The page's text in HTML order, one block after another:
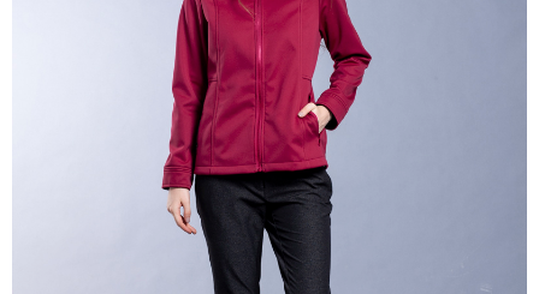
易，需依本服務之必要範圍內提供個人資料，並將交易相關給付款項請求債
權轉讓予恩沛科技股份有限公司。
２．關於個人資料處理事宜，請瀏覽以下網址：
https://aftee.tw/terms/#terms3
３．未成年的使用者請事先徵得法定代理人或監護人之同意方可使用
「AFTEE先享後付」，若未經同意申辦者引起之損失，本公司不負相關責
４．使用「AFTEE先享後付」時，將依據個別帳號之用戶狀況，依本公司即
時審查核予不同之上限額度；若仍有額度不足之情形，本公司將視審查結果
請求用戶進行身份認證。
５．嚴禁一人註冊多個帳號或使用他人資訊註冊。若發現惡意使用之情形，
恩沛科技股份有限公司將有權停止該用戶之使用額度並採取法律行動。